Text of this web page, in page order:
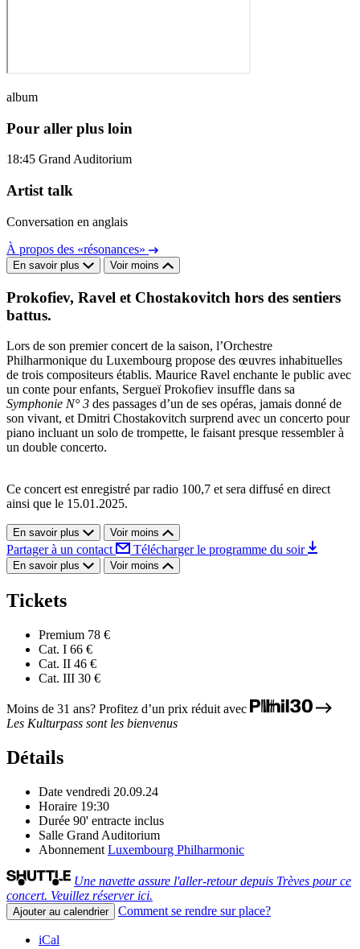
album
Pour aller plus loin
18:45 Grand Auditorium
Artist talk
Conversation en anglais
À propos des «résonances»
En savoir plus Voir moins
Prokofiev, Ravel et Chostakovitch hors des sentiers
battus.
Lors de son premier concert de la saison, l’Orchestre
Philharmonique du Luxembourg propose des œuvres inhabituelles
de trois compositeurs établis. Maurice Ravel enchante le public avec
un conte pour enfants, Sergueï Prokofiev insuffle dans sa
Symphonie N° 3 des passages d’un de ses opéras, jamais donné de
son vivant, et Dmitri Chostakovitch surprend avec un concerto pour
piano incluant un solo de trompette, le faisant presque ressembler à
un double concerto.
Ce concert est enregistré par radio 100,7 et sera diffusé en direct
ainsi que le 15.01.2025.
En savoir plus Voir moins
Partager à un contact Télécharger le programme du soir
En savoir plus Voir moins
Tickets
Premium 78 €
Cat. I 66 €
Cat. II 46 €
Cat. III 30 €
Moins de 31 ans? Profitez d’un prix réduit avec
Les Kulturpass sont les bienvenus
Détails
Date vendredi 20.09.24
Horaire 19:30
Durée 90' entracte inclus
Salle Grand Auditorium
Abonnement Luxembourg Philharmonic
Une navette assure l'aller-retour depuis Trèves pour ce
concert. Veuillez réserver ici.
Ajouter au calendrier Comment se rendre sur place?
iCal